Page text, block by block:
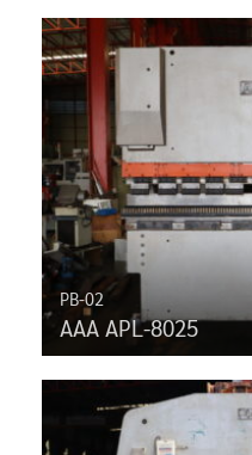
PB-02
AAA APL-8025